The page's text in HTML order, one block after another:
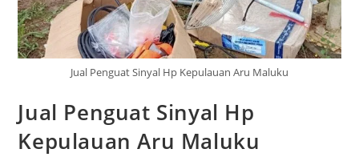
Jual Penguat Sinyal Hp Kepulauan Aru Maluku
Jual Penguat Sinyal Hp
Kepulauan Aru Maluku